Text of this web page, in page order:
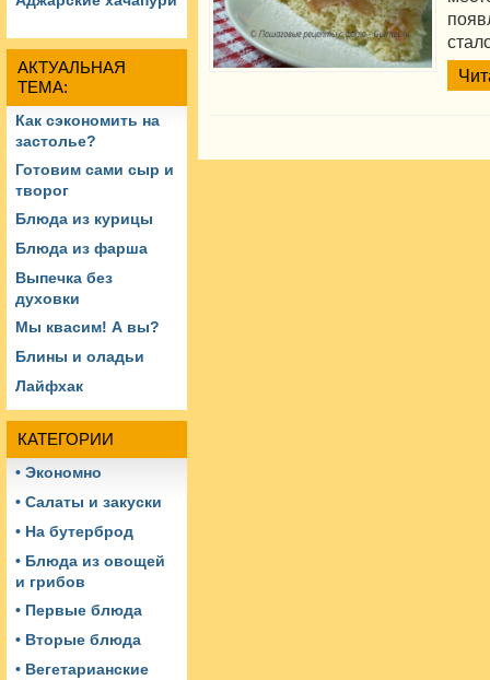
АКТУАЛЬНАЯ
ТЕМА:
Как сэкономить на
застолье?
Готовим сами сыр и
творог
Блюда из курицы
Блюда из фарша
Выпечка без
духовки
Мы квасим! А вы?
Блины и оладьи
Лайфхак
КАТЕГОРИИ
• Экономно
• Салаты и закуски
• На бутерброд
• Блюда из овощей
и грибов
• Первые блюда
• Вторые блюда
• Вегетарианские